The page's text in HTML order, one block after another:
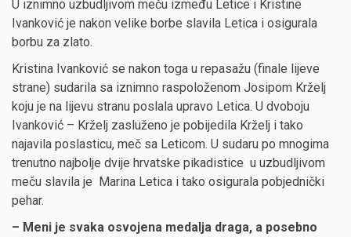
U iznimno uzbudljivom meču između Letice i Kristine
Ivanković je nakon velike borbe slavila Letica i osigurala
borbu za zlato.
Kristina Ivanković se nakon toga u repasažu (finale lijeve
strane) sudarila sa iznimno raspoloženom Josipom Krželj
koju je na lijevu stranu poslala upravo Letica. U dvoboju
Ivanković – Krželj zasluženo je pobijedila Krželj i tako
najavila poslasticu, meč sa Leticom. U sudaru po mnogima
trenutno najbolje dvije hrvatske pikadistice u uzbudljivom
meču slavila je Marina Letica i tako osigurala pobjednički
pehar.
– Meni je svaka osvojena medalja draga, a posebno